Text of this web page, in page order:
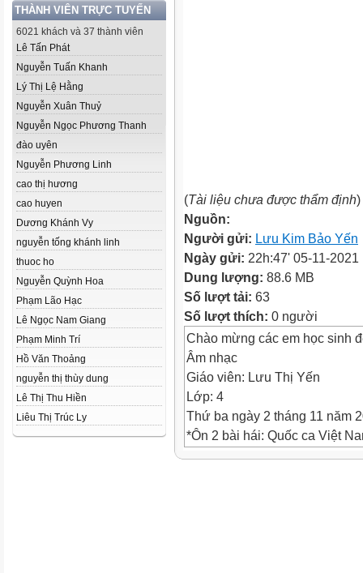
THÀNH VIÊN TRỰC TUYẾN
6021 khách và 37 thành viên
Lê Tấn Phát
Nguyễn Tuấn Khanh
Lý Thị Lệ Hằng
Nguyễn Xuân Thuỷ
Nguyễn Ngọc Phương Thanh
đào uyên
Nguyễn Phương Linh
cao thị hương
cao huyen
Dương Khánh Vy
nguyễn tống khánh linh
thuoc ho
Nguyễn Quỳnh Hoa
Phạm Lão Hạc
Lê Ngọc Nam Giang
Phạm Minh Trí
Hồ Văn Thoảng
nguyễn thị thùy dung
Lê Thị Thu Hiền
Liêu Thị Trúc Ly
(Tài liệu chưa được thẩm định)
Nguồn:
Người gửi: Lưu Kim Bảo Yến
Ngày gửi: 22h:47' 05-11-2021
Dung lượng: 88.6 MB
Số lượt tải: 63
Số lượt thích: 0 người
Chào mừng các em học sinh
Âm nhạc
Giáo viên: Lưu Thị Yến
Lớp: 4
Thứ ba ngày 2 tháng 11 năm
*Ôn 2 bài hái: Quốc ca Việt